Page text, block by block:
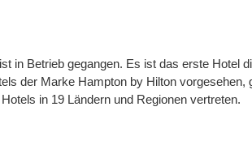
in Betrieb gegangen. Es ist das erste Hotel
der Marke Hampton by Hilton vorgesehen,
in 19 Ländern und Regionen vertreten.